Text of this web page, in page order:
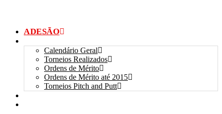
ADESÃO
Calendário Geral
Torneios Realizados
Ordens de Mérito
Ordens de Mérito até 2015
Torneios Pitch and Putt